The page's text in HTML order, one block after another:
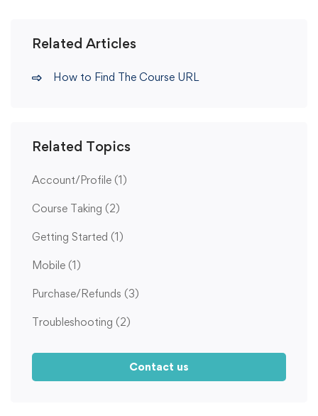
Related Articles
How to Find The Course URL
Related Topics
Account/Profile (1)
Course Taking (2)
Getting Started (1)
Mobile (1)
Purchase/Refunds (3)
Troubleshooting (2)
Contact us